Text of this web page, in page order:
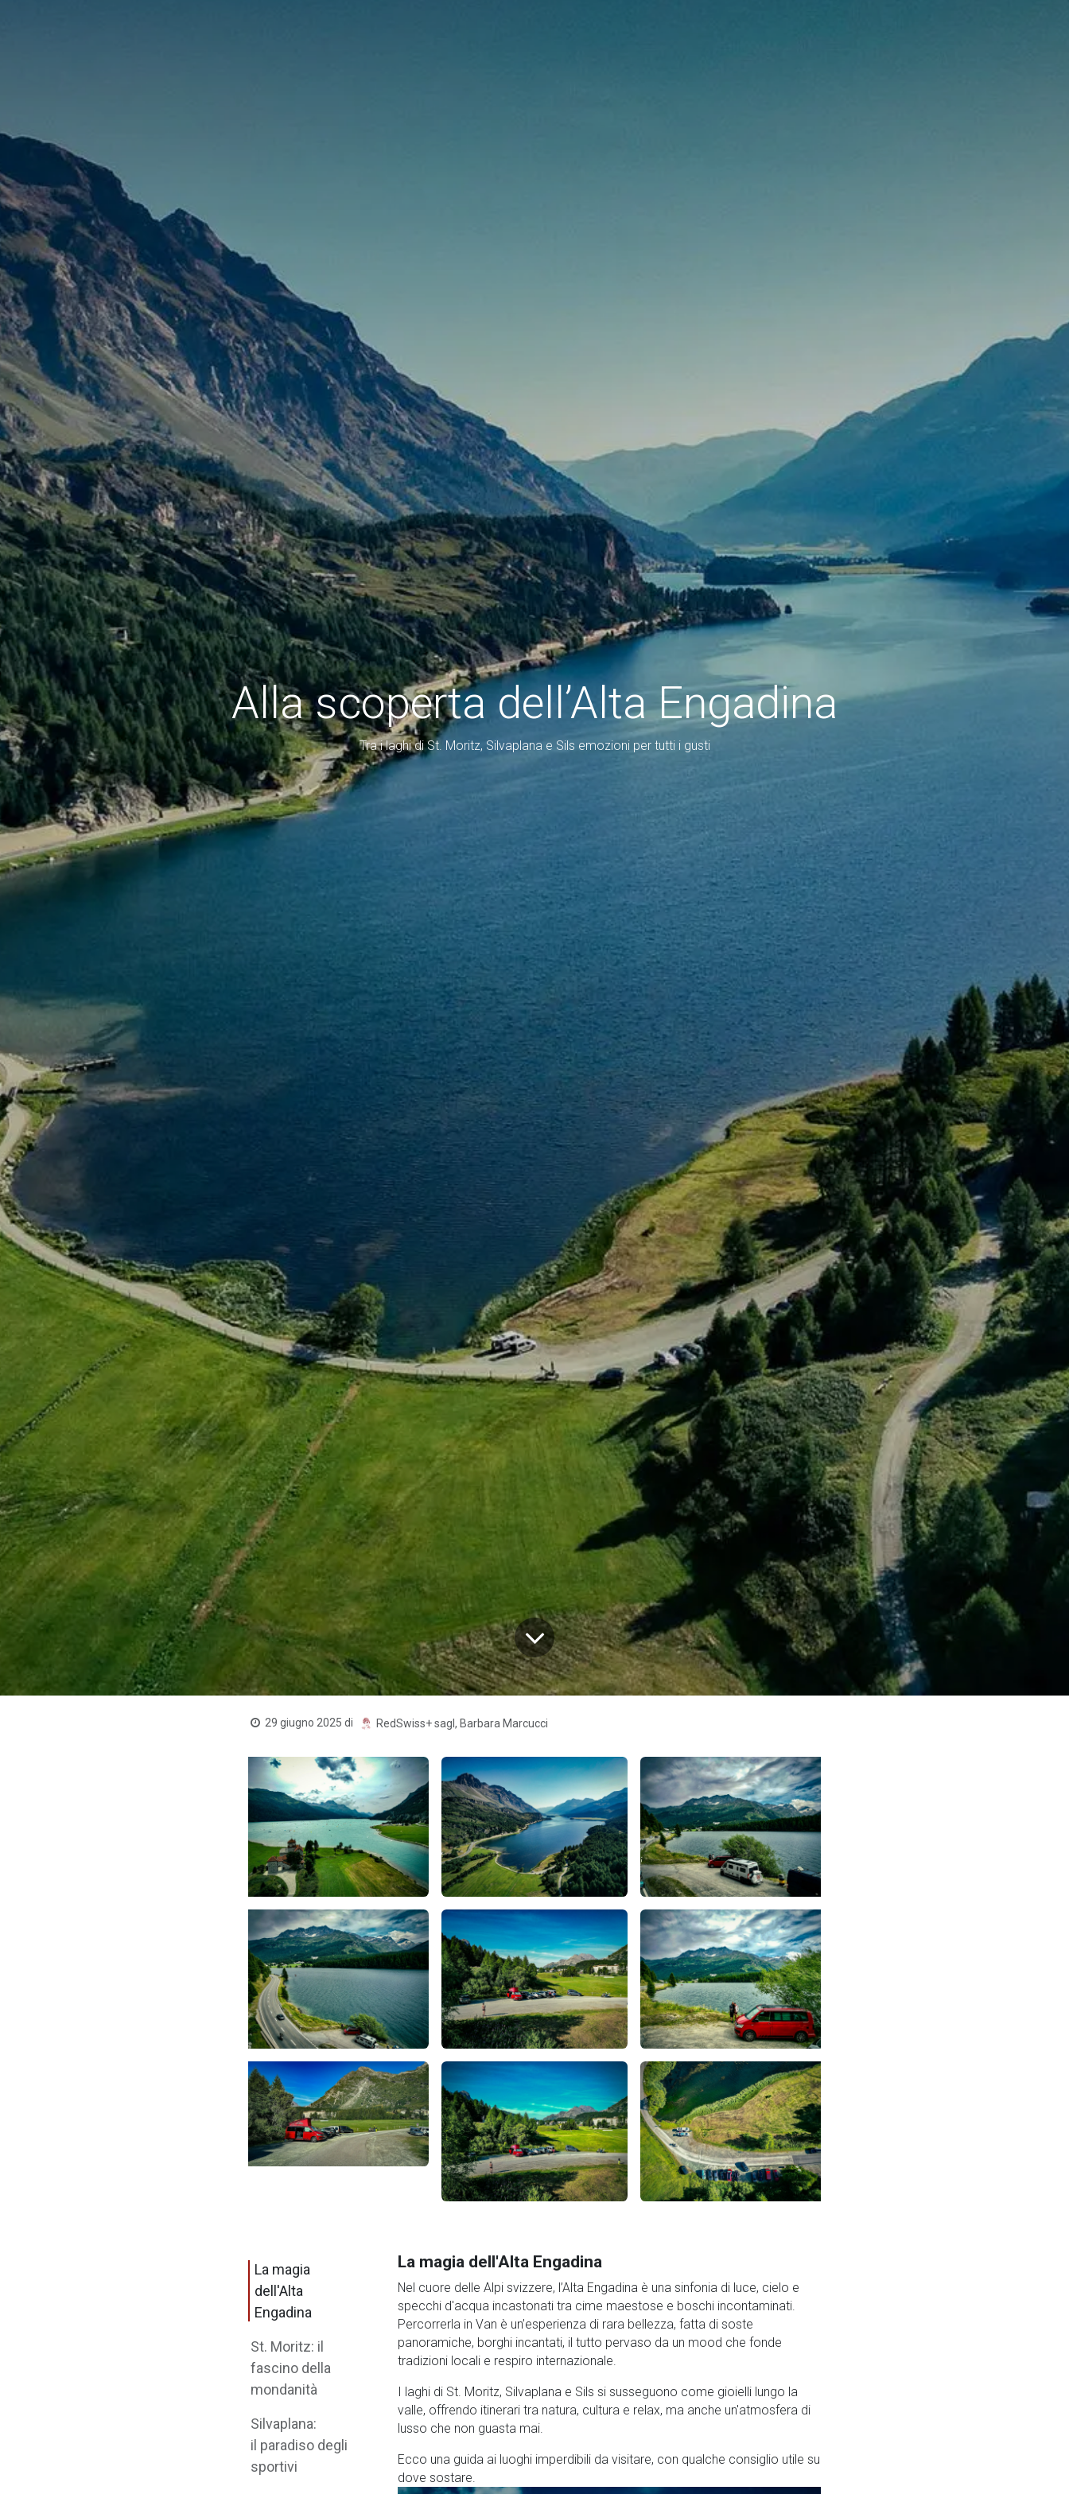
Alla scoperta dell’Alta Engadina
Tra i laghi di St. Moritz, Silvaplana e Sils emozioni per tutti i gusti
29 giugno 2025 di RedSwiss+ sagl, Barbara Marcucci
La magia
dell'Alta
Engadina
St. Moritz: il
fascino della
mondanità
Silvaplana:
il paradiso degli
sportivi
La magia dell'Alta Engadina
Nel cuore delle Alpi svizzere, l’Alta Engadina è una sinfonia di luce, cielo e
specchi d'acqua incastonati tra cime maestose e boschi incontaminati.
Percorrerla in Van è un’esperienza di rara bellezza, fatta di soste
panoramiche, borghi incantati, il tutto pervaso da un mood che fonde
tradizioni locali e respiro internazionale.
I laghi di St. Moritz, Silvaplana e Sils si susseguono come gioielli lungo la
valle, offrendo itinerari tra natura, cultura e relax, ma anche un'atmosfera di
lusso che non guasta mai.
Ecco una guida ai luoghi imperdibili da visitare, con qualche consiglio utile su
dove sostare.